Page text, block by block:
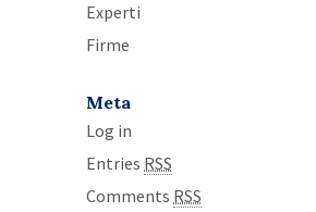
Experti
Firme
Meta
Log in
Entries RSS
Comments RSS